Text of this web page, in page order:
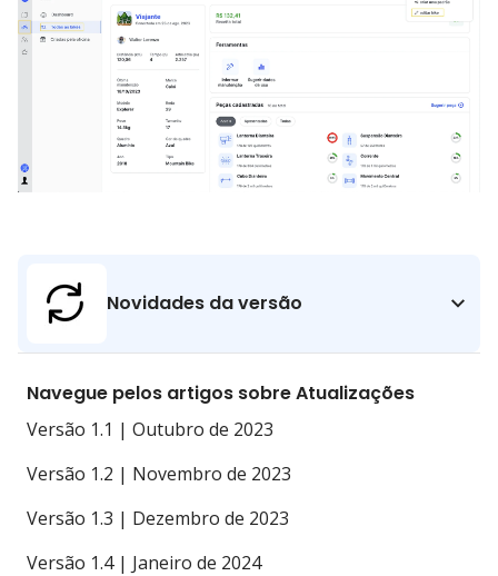
Novidades da versão
Navegue pelos artigos sobre Atualizações
Versão 1.1 | Outubro de 2023
Versão 1.2 | Novembro de 2023
Versão 1.3 | Dezembro de 2023
Versão 1.4 | Janeiro de 2024